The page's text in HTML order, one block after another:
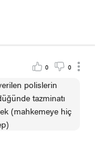
0 0
polislerin
tazminatı
(mahkemeye hiç